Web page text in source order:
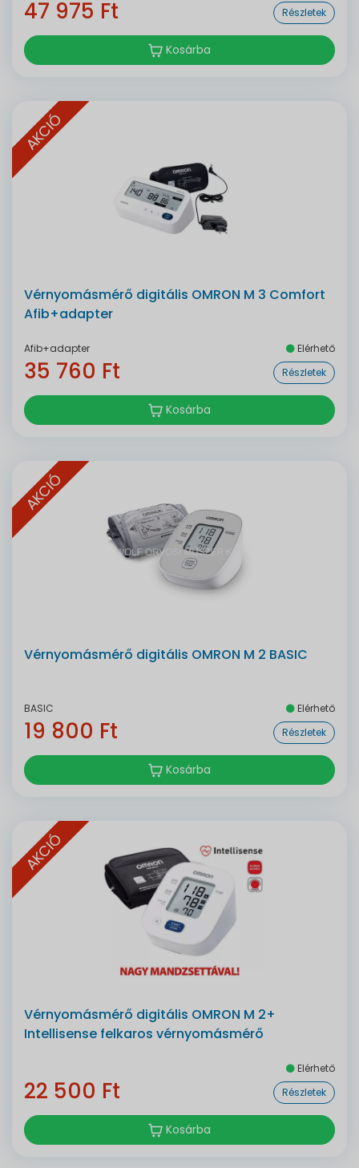
47 975 Ft Részletek
Kosárba
AKCIÓ
Vérnyomásmérő digitális OMRON M 3 Comfort
Afib+adapter
Afib+adapter Elérhető
35 760 Ft Részletek
Kosárba
AKCIÓ
Vérnyomásmérő digitális OMRON M 2 BASIC
BASIC Elérhető
19 800 Ft Részletek
Kosárba
AKCIÓ
Vérnyomásmérő digitális OMRON M 2+
Intellisense felkaros vérnyomásmérő
Elérhető
22 500 Ft Részletek
Kosárba